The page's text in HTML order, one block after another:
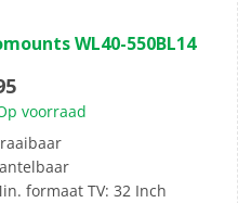
WL40-550BL14
voorraad
formaat TV: 32 Inch